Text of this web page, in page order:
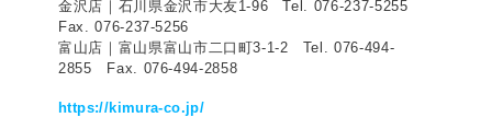
金沢店｜ 石川県金沢市大友1-96 Tel. 076-237-5255
Fax. 076-237-5256
富山店｜ 富山県富山市二口町3-1-2 Tel. 076-494-
2855 Fax. 076-494-2858
https://kimura-co.jp/